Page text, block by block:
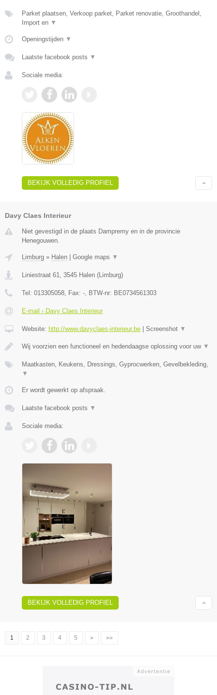
Parket plaatsen, Verkoop parket, Parket renovatie, Groothandel,
Import en ▼
Openingstijden ▼
Laatste facebook posts ▼
Sociale media:
BEKIJK VOLLEDIG PROFIEL
Davy Claes Interieur
Niet gevestigd in de plaats Dampremy en in de provincie
Henegouwen.
Limburg » Halen Google maps ▼
Liniestraat 61, 3545 Halen (Limburg)
Tel: 013305058, Fax: -, BTW-nr: BE0734561303
E-mail › Davy Claes Interieur
Website: http://www.davyclaes-interieur.be Screenshot ▼
Wij voorzien een functioneel en hedendaagse oplossing voor uw ▼
Maatkasten, Keukens, Dressings, Gyprocwerken, Gevelbekleding,
▼
Er wordt gewerkt op afspraak.
Laatste facebook posts ▼
Sociale media:
BEKIJK VOLLEDIG PROFIEL
1 2 3 4 5 » »»